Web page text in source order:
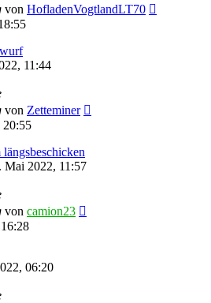
von HofladenVogtlandLT70
11:44
von Zetteminer
20:55
Mai 2022, 11:57
von camion23
06:20